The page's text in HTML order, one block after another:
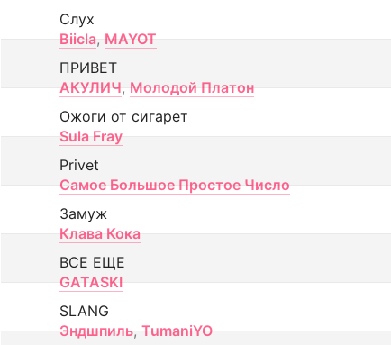
Слух
Biicla, MAYOT
ПРИВЕТ
АКУЛИЧ, Молодой Платон
Ожоги от сигарет
Sula Fray
Privet
Самое Большое Простое Число
Замуж
Клава Кока
ВСЕ ЕЩЕ
GATASKI
SLANG
Эндшпиль, TumaniYO